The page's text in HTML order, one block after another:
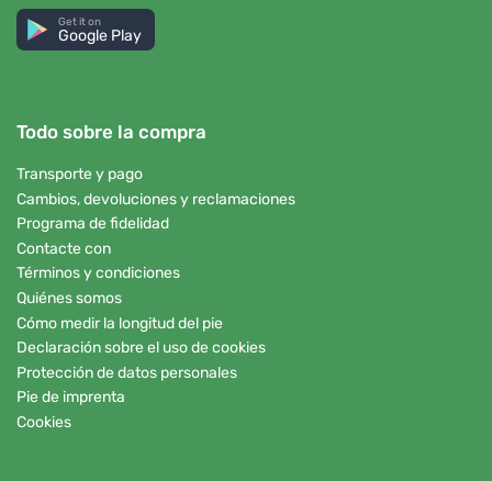
Get it on
Google Play
Todo sobre la compra
Transporte y pago
Cambios, devoluciones y reclamaciones
Programa de fidelidad
Contacte con
Términos y condiciones
Quiénes somos
Cómo medir la longitud del pie
Declaración sobre el uso de cookies
Protección de datos personales
Pie de imprenta
Cookies